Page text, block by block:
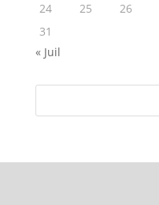
24
25 26
31
« Juil